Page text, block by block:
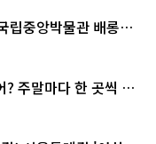
립중앙박물관 배롱나
주말마다 한 곳씩 떠